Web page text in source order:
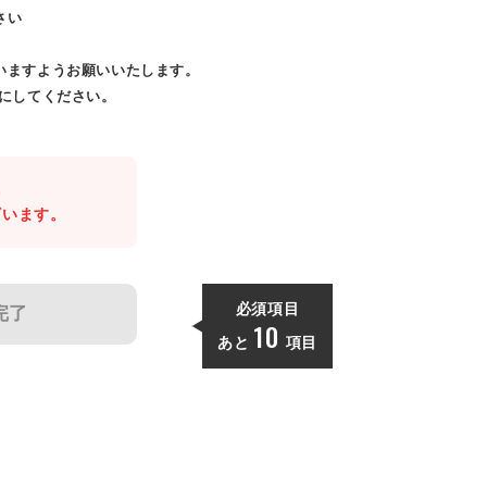
い
すようお願いいたします。
してください。
ます。
了 必須項目
あと 10 項目